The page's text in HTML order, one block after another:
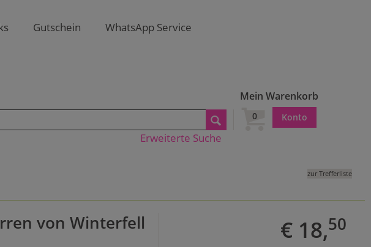
Gutschein WhatsApp Service
Mein Warenkorb
0 Konto
Erweiterte Suche
zur Trefferliste
von Winterfell € 18,50